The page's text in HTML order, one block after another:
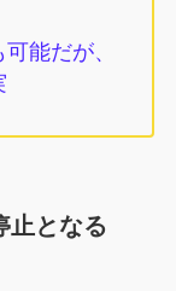
能だが、
止となる